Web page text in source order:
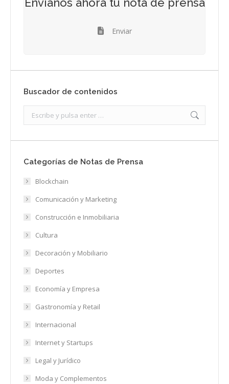
Enviar
Buscador de contenidos
Categorías de Notas de Prensa
Blockchain
Comunicación y Marketing
Construcción e Inmobiliaria
Cultura
Decoración y Mobiliario
Deportes
Economía y Empresa
Gastronomía y Retail
Internacional
Internet y Startups
Legal y Jurídico
Moda y Complementos